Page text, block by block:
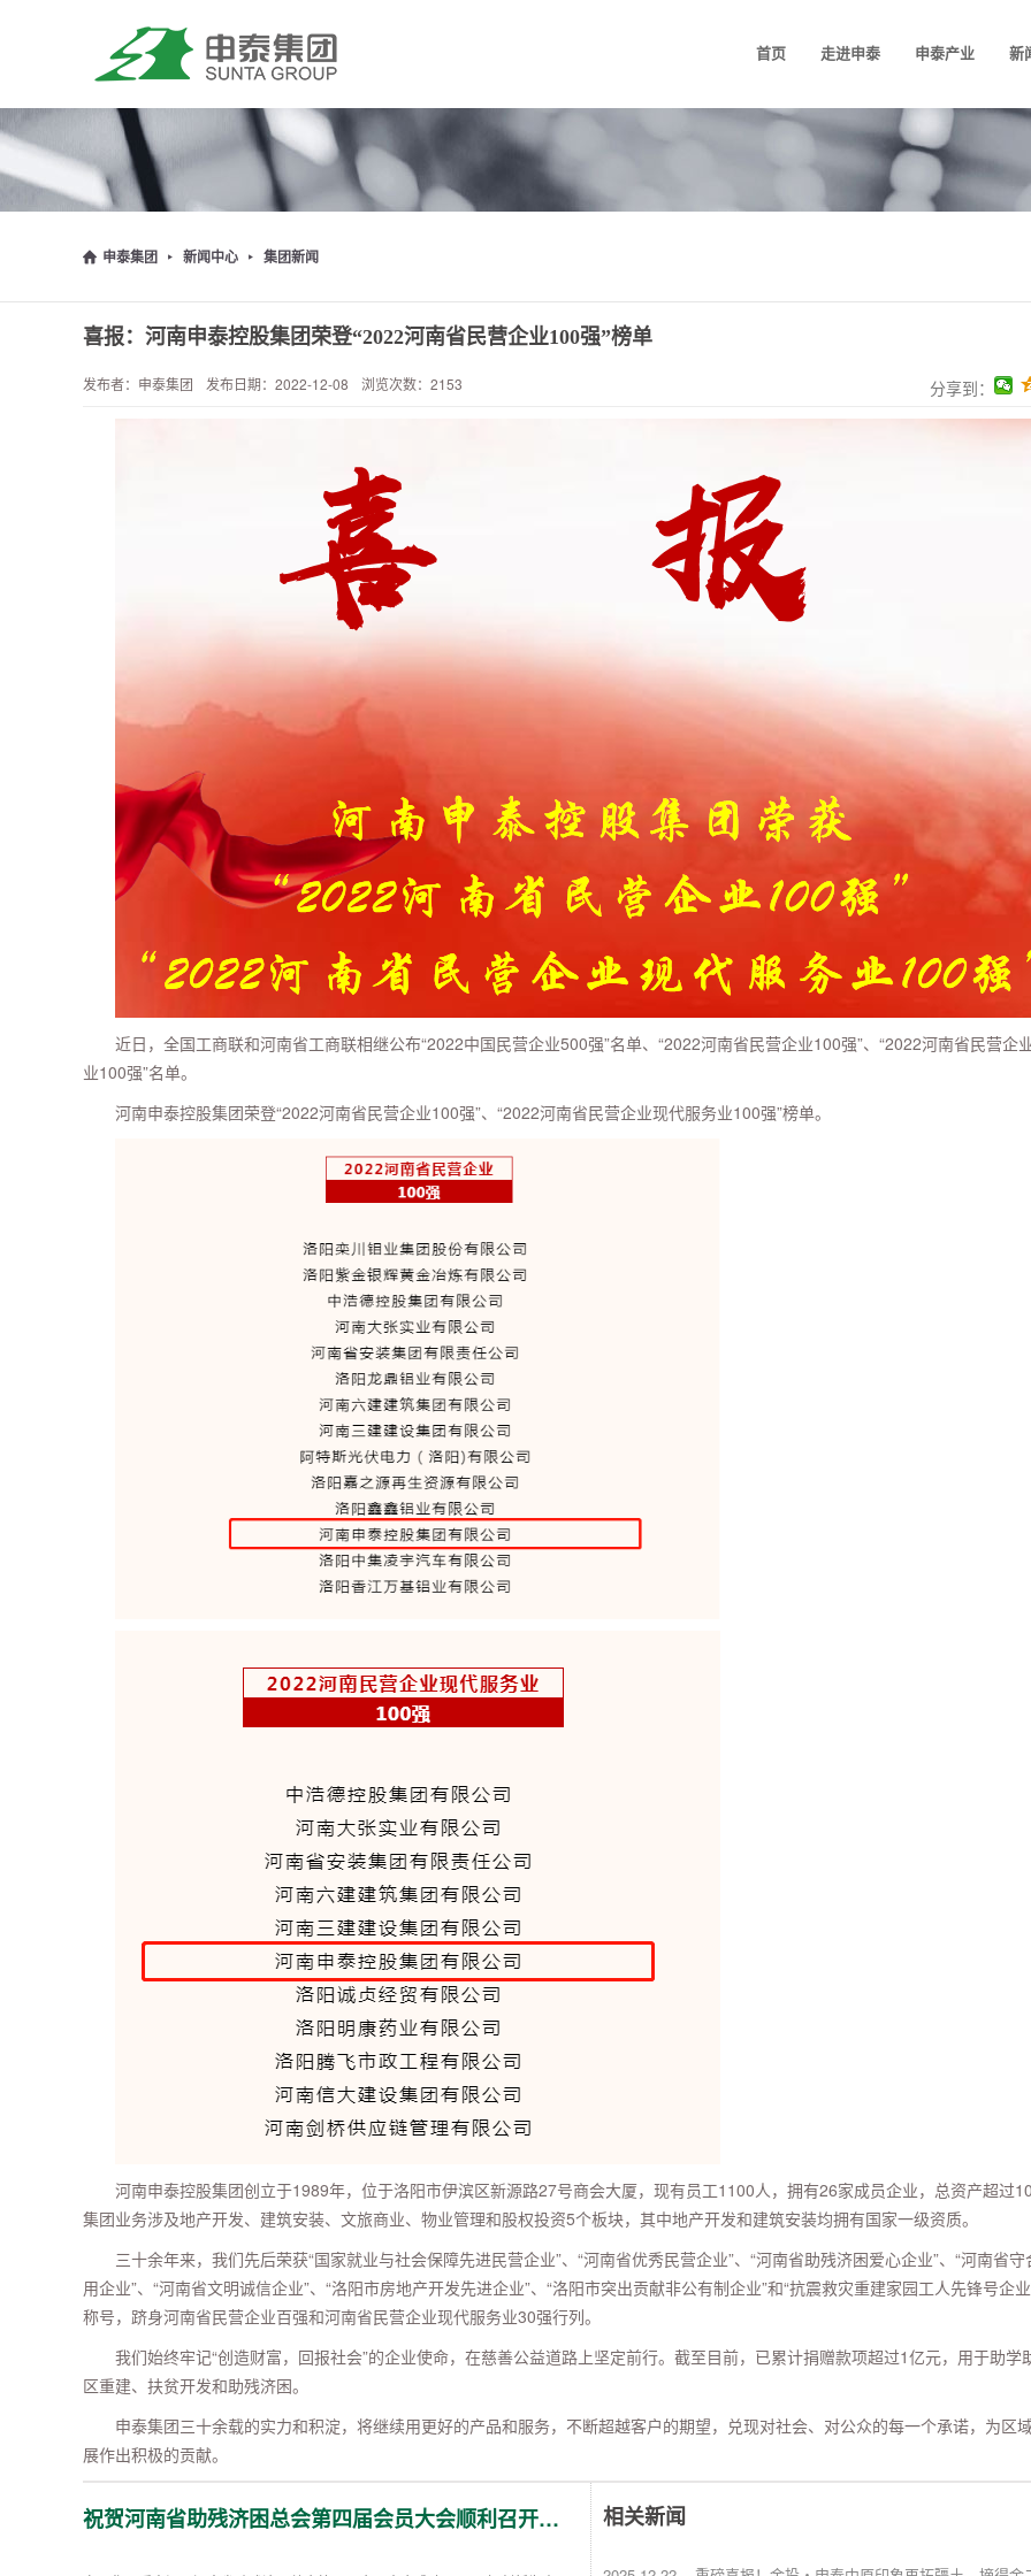
首页 走进申泰 申泰产业 新
申泰集团 新闻中心 集团新闻
喜报：河南申泰控股集团荣登“2022河南省民营企业100强”榜单
发布者：申泰集团 发布日期：2022-12-08 浏览次数：2153 分享到：
近日，全国工商联和河南省工商联相继公布“2022中国民营企业500强”名单、“2022河南省民营企业100强”、“2022河南省民营企
业100强”名单。
河南申泰控股集团荣登“2022河南省民营企业100强”、“2022河南省民营企业现代服务业100强”榜单。
河南申泰控股集团创立于1989年，位于洛阳市伊滨区新源路27号商会大厦，现有员工1100人，拥有26家成员企业，总资产超过
集团业务涉及地产开发、建筑安装、文旅商业、物业管理和股权投资5个板块，其中地产开发和建筑安装均拥有国家一级资质。
三十余年来，我们先后荣获“国家就业与社会保障先进民营企业”、“河南省优秀民营企业”、“河南省助残济困爱心企业”、“河南省
用企业”、“河南省文明诚信企业”、“洛阳市房地产开发先进企业”、“洛阳市突出贡献非公有制企业”和“抗震救灾重建家园工人先锋号企
称号，跻身河南省民营企业百强和河南省民营企业现代服务业30强行列。
我们始终牢记“创造财富，回报社会”的企业使命，在慈善公益道路上坚定前行。截至目前，已累计捐赠款项超过1亿元，用于助学
区重建、扶贫开发和助残济困。
申泰集团三十余载的实力和积淀，将继续用更好的产品和服务，不断超越客户的期望，兑现对社会、对公众的每一个承诺，为区
展作出积极的贡献。
祝贺河南省助残济困总会第四届会员大会顺利召开… 相关新闻